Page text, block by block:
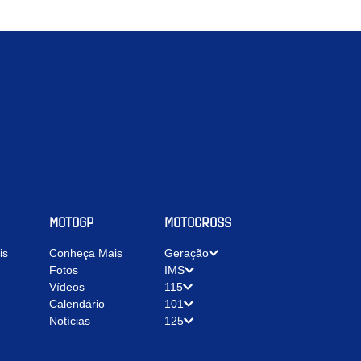
MOTOGP
Conheça Mais
Fotos
Vídeos
Calendário
Notícias
MOTOCROSS
Geração
IMS
115
101
125